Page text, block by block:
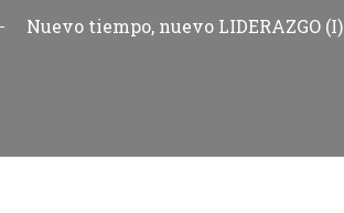
Nuevo tiempo, nuevo LIDERAZGO (I)